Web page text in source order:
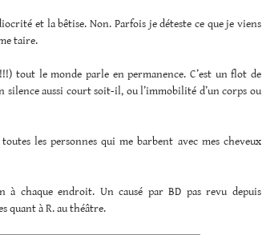
et la bêtise. Non. Parfois je déteste ce que je viens
taire.
tout le monde parle en permanence. C’est un flot de
aussi court soit-il, ou l’immobilité d’un corps ou
les personnes qui me barbent avec mes cheveux
à chaque endroit. Un causé par BD pas revu depuis
quant à R. au théâtre.